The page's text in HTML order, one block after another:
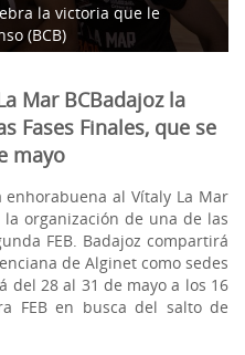
la victoria que le
(BCB)
Mar BCBadajoz la
Fases Finales, que se
mayo
enhorabuena al Vítaly La Mar
organización de una de las
FEB. Badajoz compartirá
de Alginet como sedes
del 28 al 31 de mayo a los 16
FEB en busca del salto de